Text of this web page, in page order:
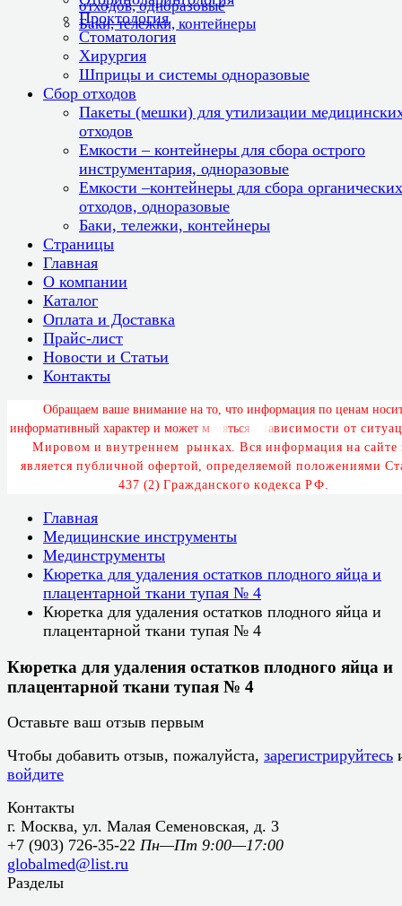
отходов, одноразовые
Баки, тележки, контейнеры
Проктология
Стоматология
Хирургия
Шприцы и системы одноразовые
Сбор отходов
Пакеты (мешки) для утилизации
отходов
Емкости – контейнеры для сбора острого
инструментария, одноразовые
Емкости –контейнеры для сбора органических
отходов, одноразовые
Баки, тележки, контейнеры
Страницы
Главная
О компании
Каталог
Оплата и Доставка
Прайс-лист
Новости и Статьи
Контакты
Обращаем ваше внимание на то, что информация по ценам носи
информативный характер и может м няться зависимости от си туац
Мировом и внутреннем рынках. Вся информация на сайте
является публичной офертой, определяемой положениями Ст
437 (2) Гражданского кодекса РФ.
Главная
Медицинские инструменты
Мединструменты
Кюретка для удаления остатков плодного яйца и
плацентарной ткани тупая № 4
Кюретка для удаления остатков плодного яйца и
плацентарной ткани тупая № 4
Кюретка для удаления остатков плодного яйца и
плацентарной ткани тупая № 4
Оставьте ваш отзыв первым
Чтобы добавить отзыв, пожалуйста, зарегистрируйтесь
войдите
Контакты
г. Москва, ул. Малая Семеновская, д. 3
+7 (903) 726-35-22 Пн—Пт 9:00—17:00
globalmed@list.ru
Разделы